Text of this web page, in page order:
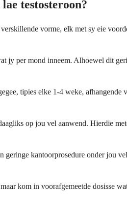
testosteroon?
vorme, elk met sy eie
jy per mond inneem. Alhoewel dit
tipies elke 1-4 weke,
op jou vel aanwend. Hierdie
geringe kantoorprosedure onder jou
kom in voorafgemeetde dosisse